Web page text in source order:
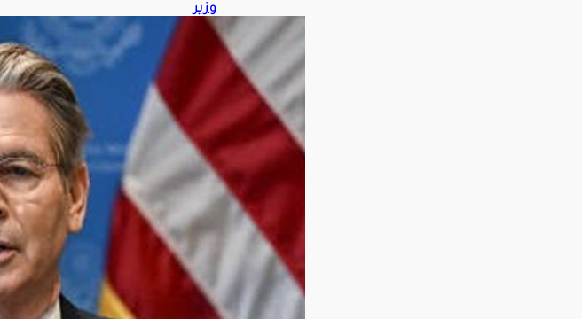
وزير
الخز
ريك
يتو
قع
اتفا
قًا
قريبً
ا
مع
إيرا
وهد
نة
تص